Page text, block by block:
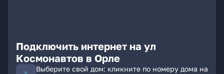
Подключить интернет на ул
Космонавтов в Орле
Выберите свой дом: кликните по номеру дома на